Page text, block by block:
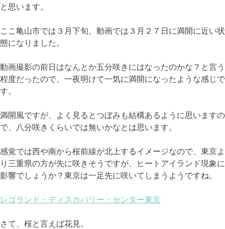
と思います。
ここ亀山市では３月下旬、動画では３月２７日に満開に近い状
態になりました。
動画撮影の前日はなんとか五分咲きにはなったのかな？と言う
程度だったので、一夜明けて一気に満開になったような感じで
す。
満開風ですが、よく見るとつぼみも結構あるように思いますの
で、八分咲きくらいでは無いかなとは思います。
感覚では西や南から桜前線が北上するイメージなので、東京よ
り三重県の方が先に咲きそうですが、ヒートアイランド現象に
影響でしょうか？東京は一足先に咲いてしまうようですね。
レゴランド・ディスカバリー・センター東京
さて、桜と言えば花見。